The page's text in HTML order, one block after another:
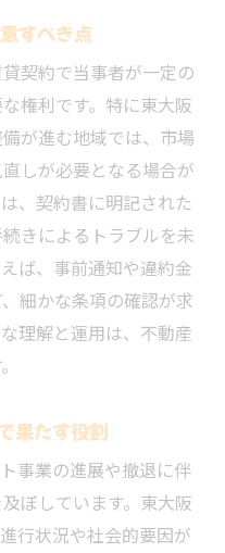
すべき点
契約で当事者が一定の
権利です。特に東大阪
が進む地域では、市場
しが必要となる場合が
、契約書に明記された
きによるトラブルを未
ば、事前通知や違約金
細かな条項の確認が求
理解と運用は、不動産
果たす役割
事業の進展や撤退に伴
ぼしています。東大阪
行状況や社会的要因が